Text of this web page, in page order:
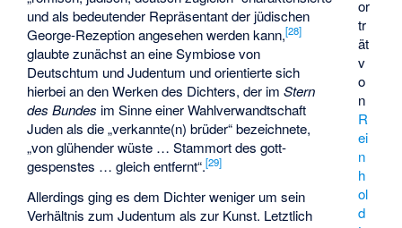
or
tr
ät
v
o
n
R
ei
n
h
ol
d
und als bedeutender Repräsentant der jüdischen
George-Rezeption angesehen werden kann,[28]
glaubte zunächst an eine Symbiose von
Deutschtum und Judentum und orientierte sich
hierbei an den Werken des Dichters, der imStern
des Bundes im Sinne einer Wahlverwandtschaft
Juden als die „verkannte(n) brüder“ bezeichnete,
„von glühender wüste … Stammort des gott-
gespenstes … gleich entfernt“.[29]
Allerdings ging es dem Dichter weniger um sein
Verhältnis zum Judentum als zur Kunst. Letztlich